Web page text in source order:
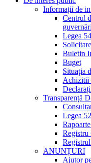
Informații de
Centrul
Legea
Buletin
Buget
Situația
Achizitii
Transparență
Legea
Registru
ANUNȚURI
Ajutor